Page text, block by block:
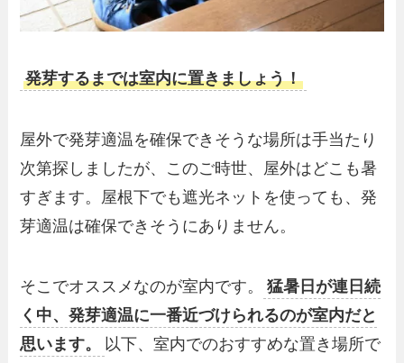
発芽するまでは室内に置きましょう！
屋外で発芽適温を確保できそうな場所は手当たり
次第探しましたが、このご時世、屋外はどこも暑
すぎます。屋根下でも遮光ネットを使っても、発
芽適温は確保できそうにありません。
そこでオススメなのが室内です。
猛暑日が連日続
く中、発芽適温に一番近づけられるのが室内だと
思います。
以下、室内でのおすすめな置き場所で